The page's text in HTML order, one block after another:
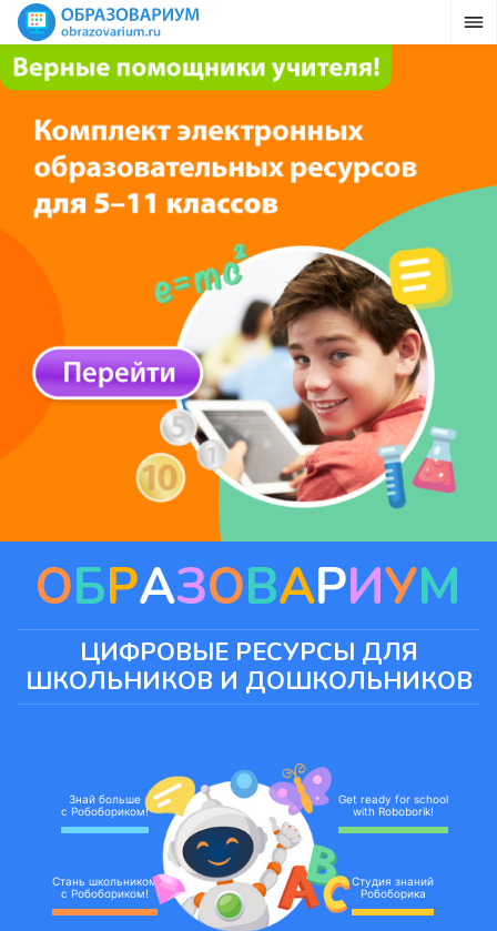
ОБРАЗОВАРИУМ
ЦИФРОВЫЕ РЕСУРСЫ ДЛЯ
ШКОЛЬНИКОВ И ДОШКОЛЬНИКОВ
Знай больше
с Робобориком!
Стань школьником
с Робобориком!
Get ready for school
with Roboborik!
Студия знаний
Робоборика